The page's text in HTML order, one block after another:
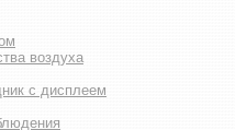
воздуха
с дисплеем